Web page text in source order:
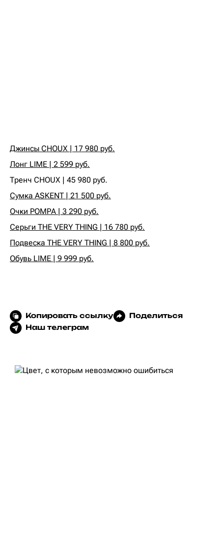
Джинсы CHOUX | 17 980 руб.
Лонг LIME | 2 599 руб.
‍Тренч CHOUX | 45 980 руб.‍
Сумка ASKENT | 21 500 руб.
Очки POMPA | 3 290 руб.
Серьги THE VERY THING | 16 780 руб.
Подвеска THE VERY THING | 8 800 руб.
Обувь LIME | 9 999 руб.
Копировать ссылку
Поделиться
Наш телеграм